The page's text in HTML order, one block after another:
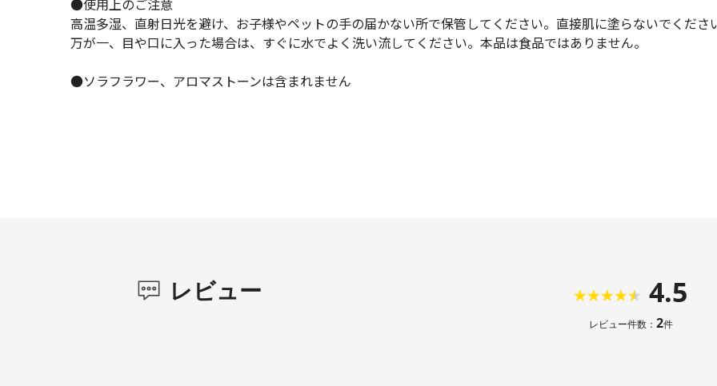
●使用上のご注意
高温多湿、直射日光を避け、お子様やペットの手の届かない所で保管してください。直接肌に塗らないでくださ
万が一、目や口に入った場合は、すぐに水でよく洗い流してください。本品は食品ではありません。
●ソラフラワー、アロマストーンは含まれません
レビュー 4.5
レビュー件数： 2件